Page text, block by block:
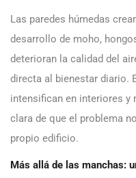
Las paredes húmedas
desarrollo de moho,
deterioran la calidad del
directa al bienestar diario.
intensifican en interiores y
clara de que el problema
propio edificio.
Más allá de las manchas: